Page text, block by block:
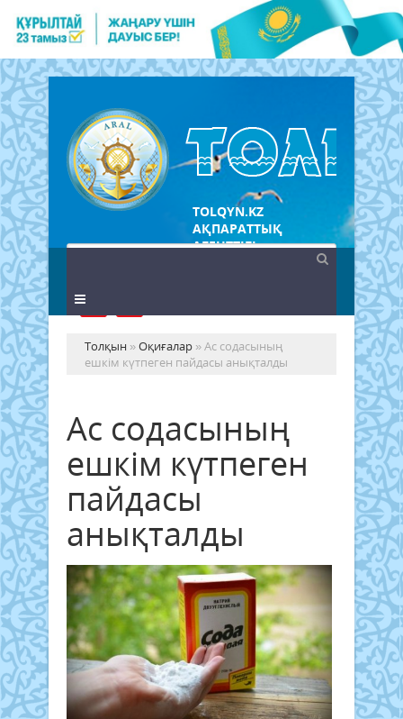
TOLQYN.KZ
АҚПАРАТТЫҚ
АГЕНТТІГІ
Толқын »Оқиғалар » Ас содасының
ешкім күтпеген пайдасы анықталды
Ас содасының
ешкім күтпеген
пайдасы
анықталды